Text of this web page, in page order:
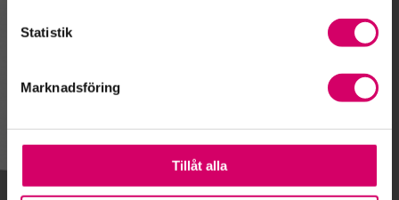
Statistik
Marknadsföring
Tillåt alla
Kalendarium
Lägg till i kalender